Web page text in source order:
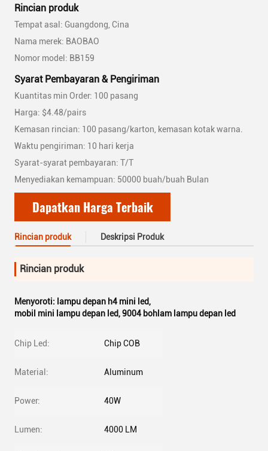
Rincian produk
Tempat asal: Guangdong, Cina
Nama merek: BAOBAO
Nomor model: BB159
Syarat Pembayaran & Pengiriman
Kuantitas min Order: 100 pasang
Harga: $4.48/pairs
Kemasan rincian: 100 pasang/karton, kemasan kotak warna.
Waktu pengiriman: 10 hari kerja
Syarat-syarat pembayaran: T/T
Menyediakan kemampuan: 50000 buah/buah Bulan
Dapatkan Harga Terbaik
Rincian produk Deskripsi Produk
Rincian produk
Menyoroti: lampu depan h4 mini led,
mobil mini lampu depan led,9004 bohlam lampu depan led
Chip Led: Chip COB
Material: Aluminum
Power: 40W
Lumen: 4000 LM